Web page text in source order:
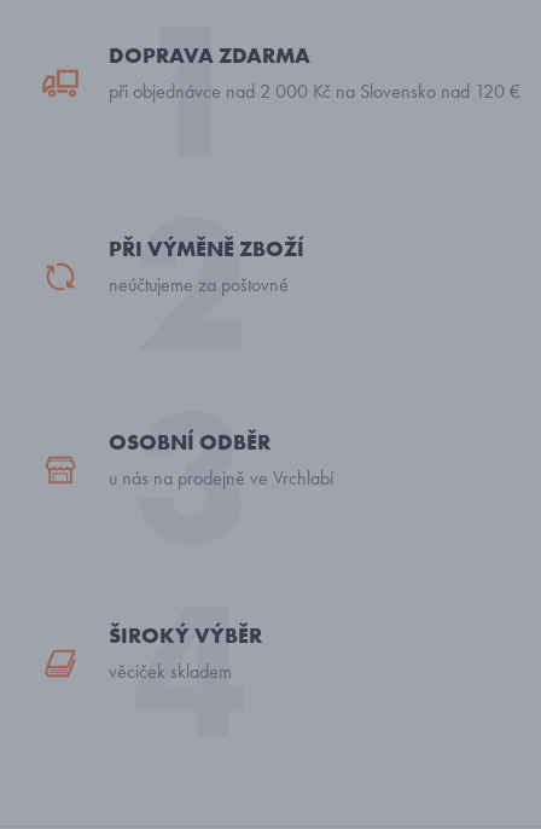
DOPRAVA ZDARMA
při objednávce nad 2 000 Kč na Slovensko nad 120 €
PŘI VÝMĚNĚ ZBOŽÍ
neúčtujeme za poštovné
OSOBNÍ ODBĚR
u nás na prodejně ve Vrchlabí
ŠIROKÝ VÝBĚR
věciček skladem